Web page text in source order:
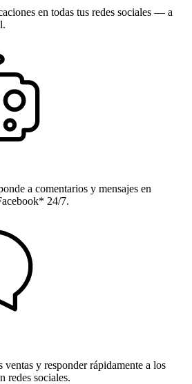
en todas tus redes sociales — a
a comentarios y mensajes en
24/7.
ventas y responder rápidamente a los
redes sociales.